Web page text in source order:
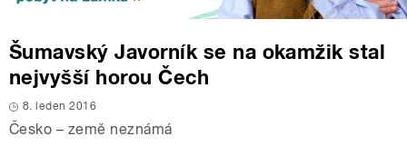
Šumavský Javorník se na okamžik stal
nejvyšší horou Čech
8. leden 2016
Česko – země neznámá